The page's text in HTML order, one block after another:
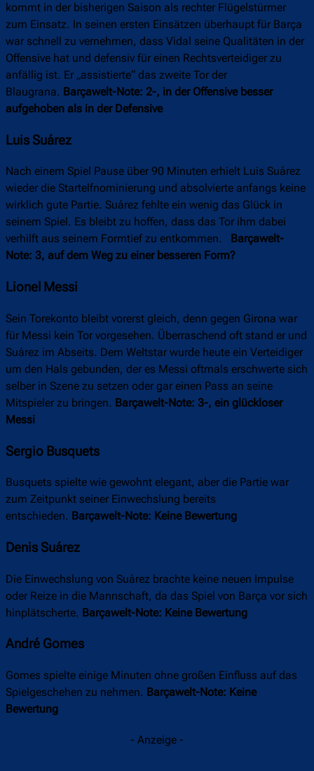
kommt in der bisherigen Saison als rechter Flügelstürmer
zum Einsatz. In seinen ersten Einsätzen überhaupt für Barça
war schnell zu vernehmen, dass Vidal seine Qualitäten in der
Offensive hat und defensiv für einen Rechtsverteidiger zu
anfällig ist. Er „assistierte“ das zweite Tor der
Blaugrana. Barçawelt-Note: 2-, in der Offensive besser
aufgehoben als in der Defensive
Luis Suárez
Nach einem Spiel Pause über 90 Minuten erhielt Luis Suárez
wieder die Startelfnominierung und absolvierte anfangs keine
wirklich gute Partie. Suárez fehlte ein wenig das Glück in
seinem Spiel. Es bleibt zu hoffen, dass das Tor ihm dabei
verhilft aus seinem Formtief zu entkommen.
Barçawelt-
Note: 3, auf dem Weg zu einer besseren Form?
Lionel Messi
Sein Torekonto bleibt vorerst gleich, denn gegen Girona war
für Messi kein Tor vorgesehen. Überraschend oft stand er und
Suárez im Abseits. Dem Weltstar wurde heute ein Verteidiger
um den Hals gebunden, der es Messi oftmals erschwerte sich
selber in Szene zu setzen oder gar einen Pass an seine
Mitspieler zu bringen. Barçawelt-Note: 3-, ein glückloser
Messi
Sergio Busquets
Busquets spielte wie gewohnt elegant, aber die Partie war
zum Zeitpunkt seiner Einwechslung bereits
entschieden. Barçawelt-Note: Keine Bewertung
Denis Suárez
Die Einwechslung von Suárez brachte keine neuen Impulse
oder Reize in die Mannschaft, da das Spiel von Barça vor sich
hinplätscherte. Barçawelt-Note: Keine Bewertung
André Gomes
Gomes spielte einige Minuten ohne großen Einfluss auf das
Spielgeschehen zu nehmen. Barçawelt-Note: Keine
Bewertung
- Anzeige -